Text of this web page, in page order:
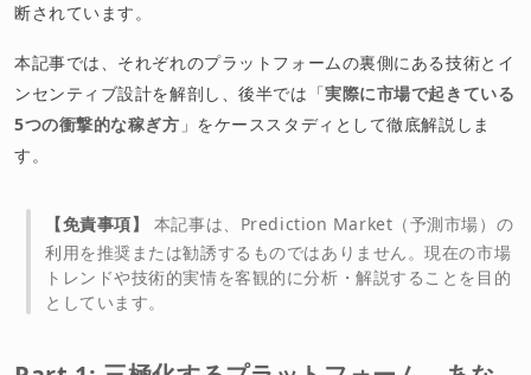
断されています。
本記事では、それぞれのプラットフォームの裏側にある技術とイ
ンセンティブ設計を解剖し、後半では「実際に市場で起きている
5つの衝撃的な稼ぎ方 」をケーススタディとして徹底解説しま
す。
【免責事項】
本記事は、Prediction Market（予測市場）の
利用を推奨または勧誘するものではありません。現在の市場
トレンドや技術的実情を客観的に分析・解説することを目的
としています。